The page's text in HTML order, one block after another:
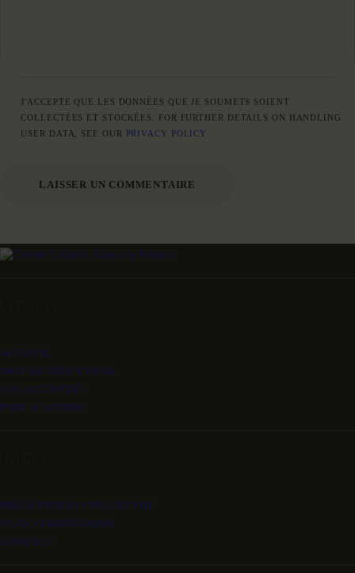
J'ACCEPTE QUE LES DONNÉES QUE JE SOUMETS SOIENT
COLLECTÉES ET STOCKÉES. FOR FURTHER DETAILS ON HANDLING
USER DATA, SEE OUR
PRIVACY POLICY
ACCUEIL
MOT DU DIRECTEUR
NOS ACTIVITÉS
PUBLICATIONS
PRÉSENTATION DU CENTRE
PLAN STRATÉGIQUE
CONTACT